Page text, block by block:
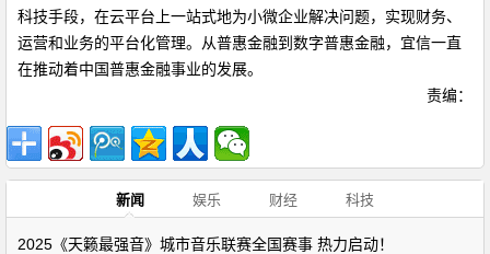
科技手段，在云平台上一站式地为小微企业解决问题，实现财务、
运营和业务的平台化管理。从普惠金融到数字普惠金融，宜信一直
在推动着中国普惠金融事业的发展。
责编：
新闻 娱乐 财经 科技
2025《天籁最强音》城市音乐联赛全国赛事 热力启动！